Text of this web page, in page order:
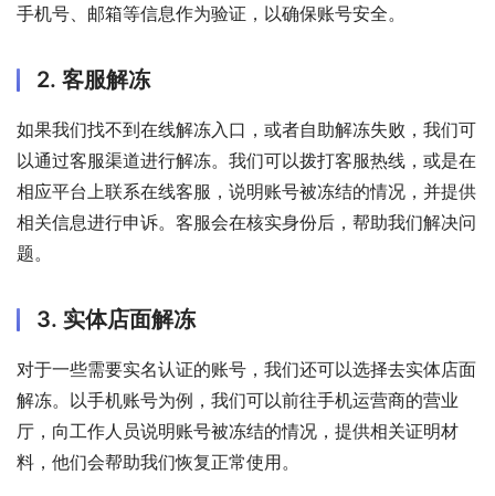
手机号、邮箱等信息作为验证，以确保账号安全。
2. 客服解冻
如果我们找不到在线解冻入口，或者自助解冻失败，我们可
以通过客服渠道进行解冻。我们可以拨打客服热线，或是在
相应平台上联系在线客服，说明账号被冻结的情况，并提供
相关信息进行申诉。客服会在核实身份后，帮助我们解决问
题。
3. 实体店面解冻
对于一些需要实名认证的账号，我们还可以选择去实体店面
解冻。以手机账号为例，我们可以前往手机运营商的营业
厅，向工作人员说明账号被冻结的情况，提供相关证明材
料，他们会帮助我们恢复正常使用。